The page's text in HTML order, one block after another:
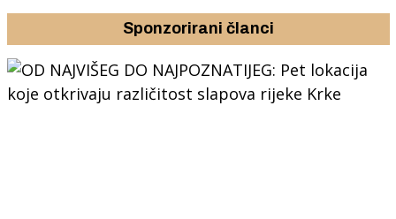
Sponzorirani članci